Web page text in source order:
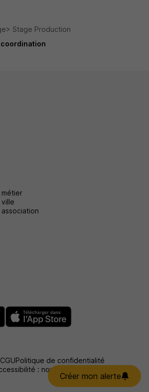
Créer mon alerte
Stage Production
coordination
CGUPolitique de confidentialité
: non conforme